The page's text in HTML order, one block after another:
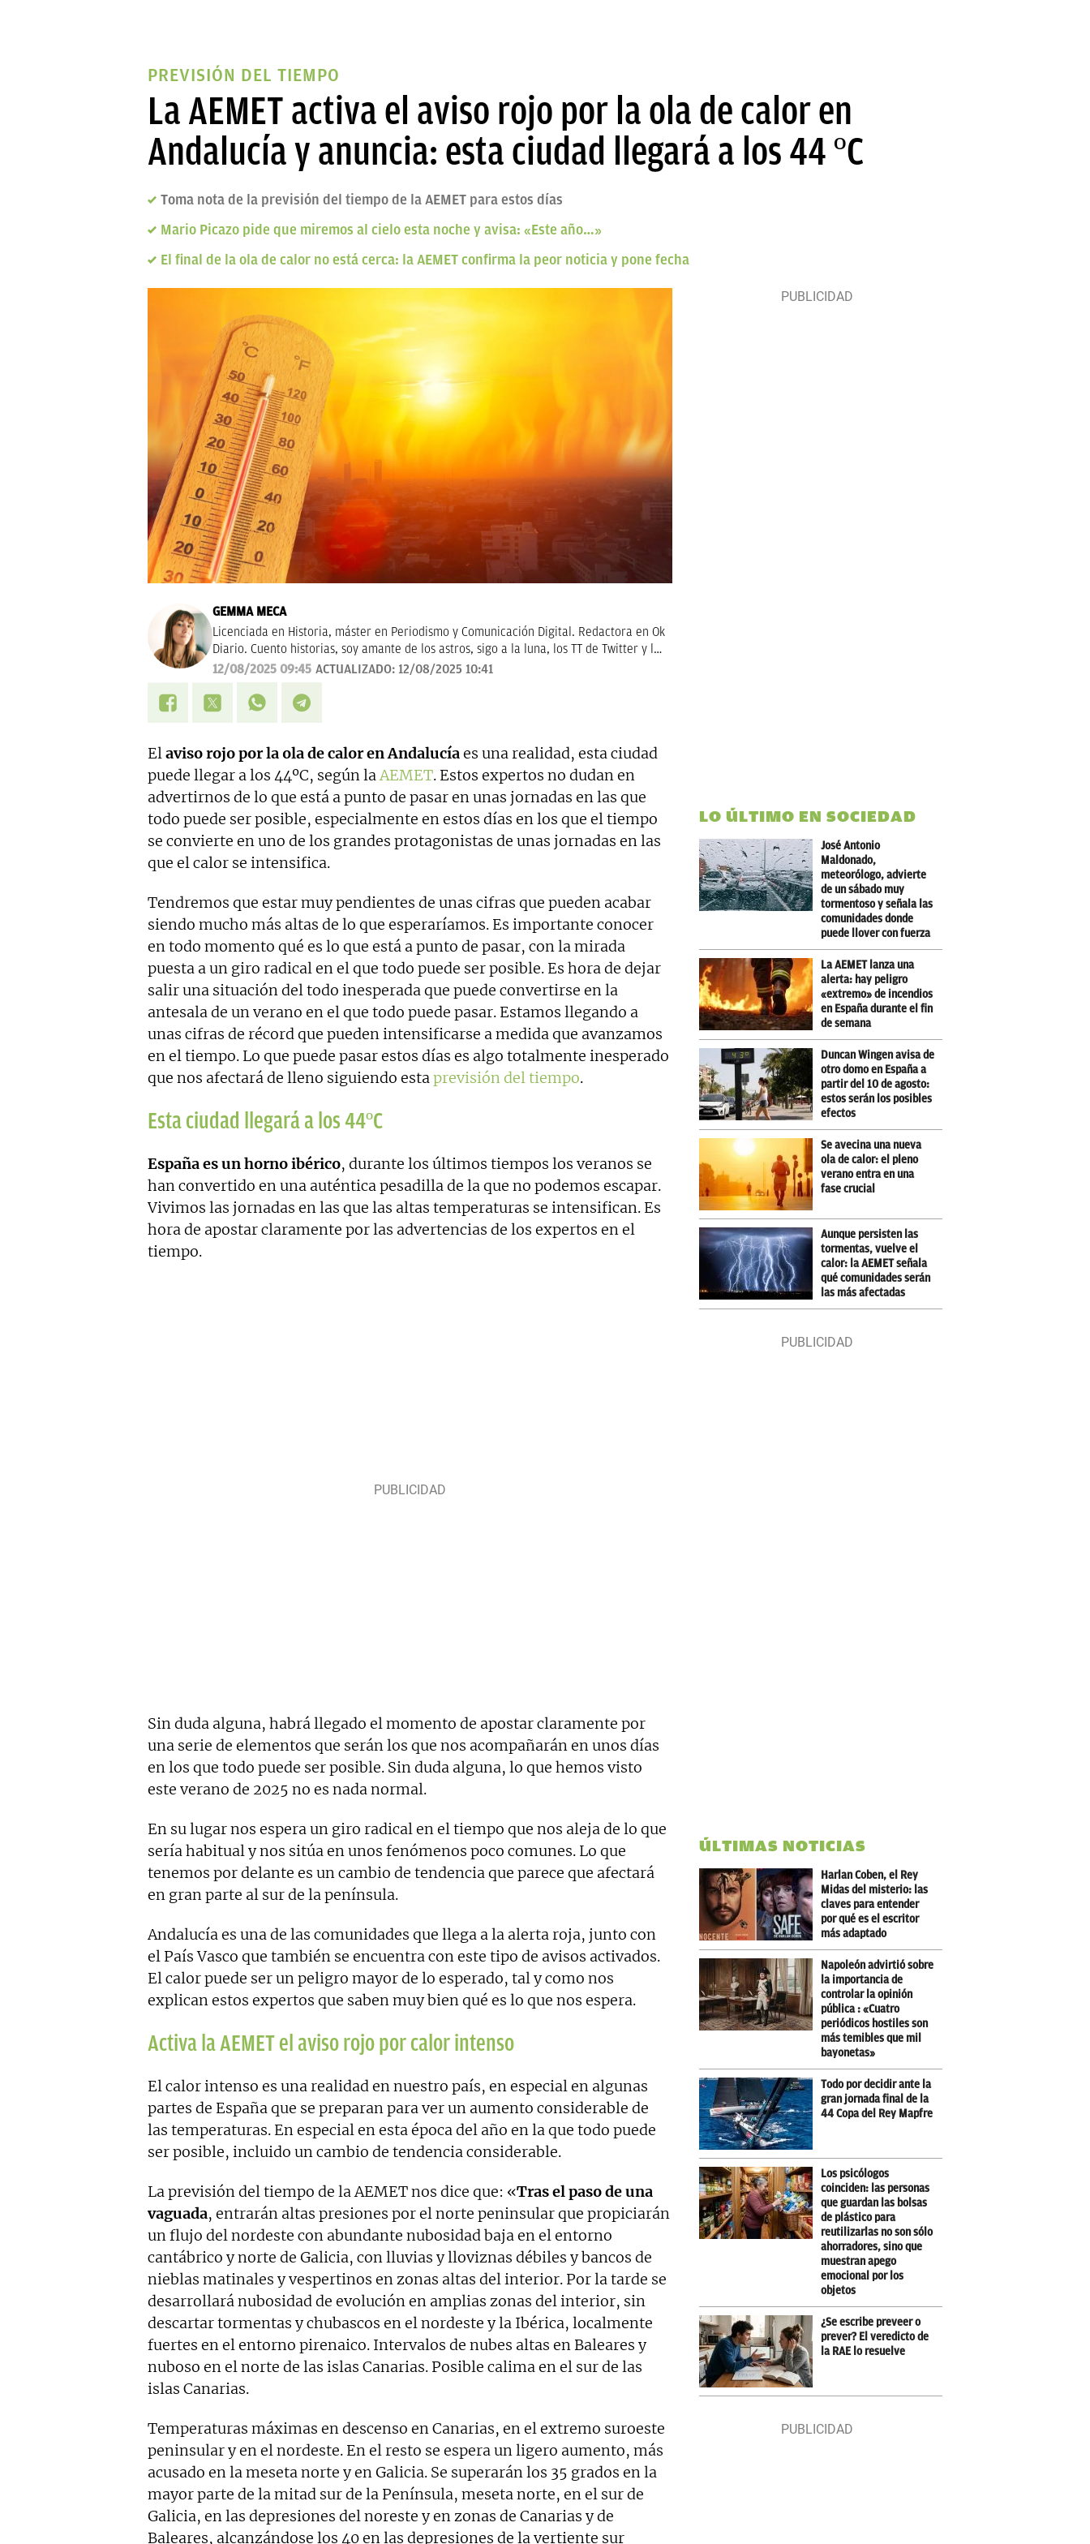
PREVISIÓN DEL TIEMPO
La AEMET activa el aviso rojo por la ola de calor en
Andalucía y anuncia: esta ciudad llegará a los 44 ºC
Toma nota de la previsión del tiempo de la AEMET para estos días
Mario Picazo pide que miremos al cielo esta noche y avisa: «Este año…»
El final de la ola de calor no está cerca: la AEMET confirma la peor noticia y pone fecha
GEMMA MECA
Licenciada en Historia, máster en Periodismo y Comunicación Digital. Redactora en Ok
Diario. Cuento historias, soy amante de los astros, sigo a la luna, los TT de Twitter y las
tendencias en moda. Experta en noticias de consumo, lifestyle, recetas y Lotería de
12/08/2025 09:45 ACTUALIZADO: 12/08/2025 10:41
Elaviso rojo por la ola de calor en Andalucíaes una realidad, esta ciudad
puede llegar a los 44ºC, según laAEMET. Estos expertos no dudan en
advertirnos de lo que está a punto de pasar en unas jornadas en las que
todo puede ser posible, especialmente en estos días en los que el tiempo
se convierte en uno de los grandes protagonistas de unas jornadas en las
que el calor se intensifica.
Tendremos que estar muy pendientes de unas cifras que pueden acabar
siendo mucho más altas de lo que esperaríamos. Es importante conocer
en todo momento qué es lo que está a punto de pasar, con la mirada
puesta a un giro radical en el que todo puede ser posible. Es hora de dejar
salir una situación del todo inesperada que puede convertirse en la
antesala de un verano en el que todo puede pasar. Estamos llegando a
unas cifras de récord que pueden intensificarse a medida que avanzamos
en el tiempo. Lo que puede pasar estos días es algo totalmente inesperado
que nos afectará de lleno siguiendo estaprevisión del tiempo.
Esta ciudad llegará a los 44ºC
España es un horno ibérico, durante los últimos tiempos los veranos se
han convertido en una auténtica pesadilla de la que no podemos escapar.
Vivimos las jornadas en las que las altas temperaturas se intensifican. Es
hora de apostar claramente por las advertencias de los expertos en el
tiempo.
Sin duda alguna, habrá llegado el momento de apostar claramente por
una serie de elementos que serán los que nos acompañarán en unos días
en los que todo puede ser posible. Sin duda alguna, lo que hemos visto
este verano de 2025 no es nada normal.
En su lugar nos espera un giro radical en el tiempo que nos aleja de lo que
sería habitual y nos sitúa en unos fenómenos poco comunes. Lo que
tenemos por delante es un cambio de tendencia que parece que afectará
en gran parte al sur de la península.
Andalucía es una de las comunidades que llega a la alerta roja, junto con
el País Vasco que también se encuentra con este tipo de avisos activados.
El calor puede ser un peligro mayor de lo esperado, tal y como nos
explican estos expertos que saben muy bien qué es lo que nos espera.
Activa la AEMET el aviso rojo por calor intenso
El calor intenso es una realidad en nuestro país, en especial en algunas
partes de España que se preparan para ver un aumento considerable de
las temperaturas. En especial en esta época del año en la que todo puede
ser posible, incluido un cambio de tendencia considerable.
La previsión del tiempo de la AEMET nos dice que: «Tras el paso de una
vaguada, entrarán altas presiones por el norte peninsular que propiciarán
un flujo del nordeste con abundante nubosidad baja en el entorno
cantábrico y norte de Galicia, con lluvias y lloviznas débiles y bancos de
nieblas matinales y vespertinos en zonas altas del interior. Por la tarde se
desarrollará nubosidad de evolución en amplias zonas del interior, sin
descartar tormentas y chubascos en el nordeste y la Ibérica, localmente
fuertes en el entorno pirenaico. Intervalos de nubes altas en Baleares y
nuboso en el norte de las islas Canarias. Posible calima en el sur de las
islas Canarias.
Temperaturas máximas en descenso en Canarias, en el extremo suroeste
peninsular y en el nordeste. En el resto se espera un ligero aumento, más
acusado en la meseta norte y en Galicia. Se superarán los 35 grados en la
mayor parte de la mitad sur de la Península, meseta norte, en el sur de
Galicia, en las depresiones del noreste y en zonas de Canarias y de
Baleares, alcanzándose los 40 en las depresiones de la vertiente sur
LO ÚLTIMO EN SOCIEDAD
José Antonio
Maldonado,
meteorólogo, advierte
de un sábado muy
tormentoso y señala las
comunidades donde
puede llover con fuerza
La AEMET lanza una
alerta: hay peligro
«extremo» de incendios
en España durante el fin
de semana
Duncan Wingen avisa de
otro domo en España a
partir del 10 de agosto:
estos serán los posibles
efectos
Se avecina una nueva
ola de calor: el pleno
verano entra en una
fase crucial
Aunque persisten las
tormentas, vuelve el
calor: la AEMET señala
qué comunidades serán
las más afectadas
ÚLTIMAS NOTICIAS
Harlan Coben, el Rey
Midas del misterio: las
claves para entender
por qué es el escritor
más adaptado
Napoleón advirtió sobre
la importancia de
controlar la opinión
pública : «Cuatro
periódicos hostiles son
más temibles que mil
bayonetas»
Todo por decidir ante la
gran jornada final de la
44 Copa del Rey Mapfre
Los psicólogos
coinciden: las personas
que guardan las bolsas
de plástico para
reutilizarlas no son sólo
ahorradores, sino que
muestran apego
emocional por los
objetos
¿Se escribe preveer o
prever? El veredicto de
la RAE lo resuelve